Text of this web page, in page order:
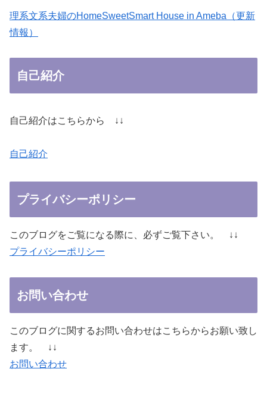
理系文系夫婦のHomeSweetSmart House in Ameba（更新
情報）
自己紹介
自己紹介はこちらから ↓↓
自己紹介
プライバシーポリシー
このブログをご覧になる際に、必ずご覧下さい。 ↓↓
プライバシーポリシー
お問い合わせ
このブログに関するお問い合わせはこちらからお願い致し
ます。 ↓↓
お問い合わせ